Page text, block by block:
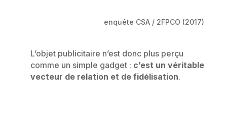
enquête CSA / 2FPCO (2017)
L’objet publicitaire n’est donc plus perçu
comme un simple gadget : c’est un véritable
vecteur de relation et de fidélisation.